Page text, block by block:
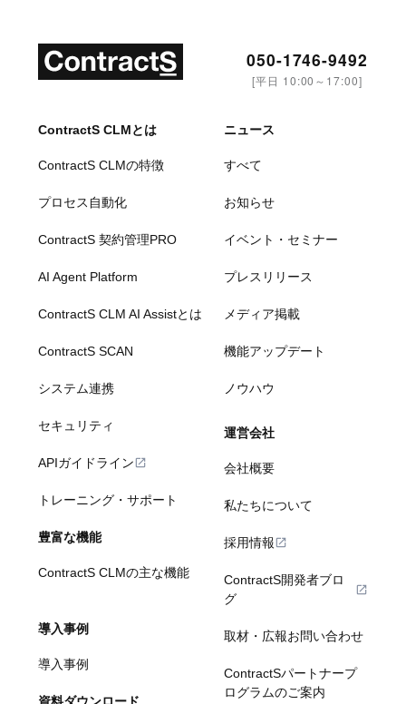
050-1746-9492
[平日 10:00～17:00]
ContractS CLMとは
ContractS CLMの特徴
プロセス自動化
ContractS 契約管理PRO
AI Agent Platform
ContractS CLM AI Assistとは
ContractS SCAN
システム連携
セキュリティ
APIガイドライン
トレーニング・サポート
豊富な機能
ContractS CLMの主な機能
導入事例
導入事例
資料ダウンロード
ニュース
すべて
お知らせ
イベント・セミナー
プレスリリース
メディア掲載
機能アップデート
ノウハウ
運営会社
会社概要
私たちについて
採用情報
ContractS開発者ブロ
グ
取材・広報お問い合わせ
ContractSパートナープ
ログラムのご案内